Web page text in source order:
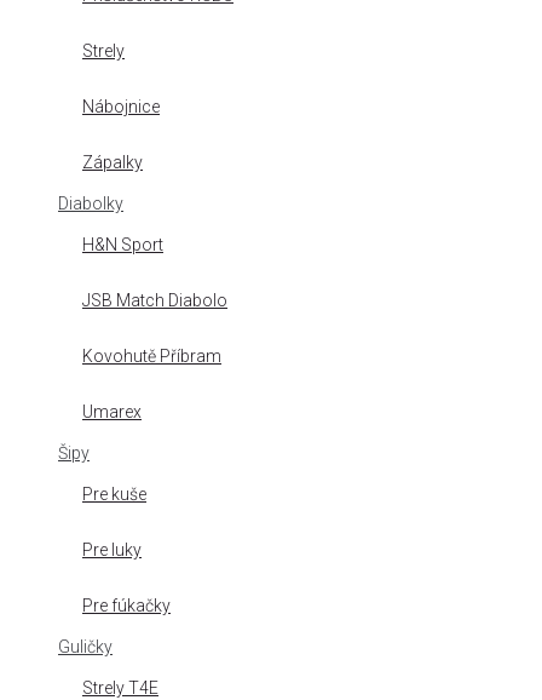
Strely
Nábojnice
Zápalky
Diabolky
H&N Sport
JSB Match Diabolo
Kovohutě Příbram
Umarex
Šipy
Pre kuše
Pre luky
Pre fúkačky
Guličky
Strely T4E